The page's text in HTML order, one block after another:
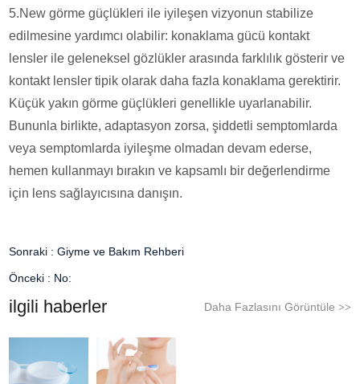
5.New görme güçlükleri ile iyileşen vizyonun stabilize
edilmesine yardımcı olabilir: konaklama gücü kontakt
lensler ile geleneksel gözlükler arasında farklılık gösterir ve
kontakt lensler tipik olarak daha fazla konaklama gerektirir.
Küçük yakın görme güçlükleri genellikle uyarlanabilir.
Bununla birlikte, adaptasyon zorsa, şiddetli semptomlarda
veya semptomlarda iyileşme olmadan devam ederse,
hemen kullanmayı bırakın ve kapsamlı bir değerlendirme
için lens sağlayıcısına danışın.
Sonraki :Giyme ve Bakım Rehberi
Önceki : No:
ilgili haberler Daha Fazlasını Görüntüle >>